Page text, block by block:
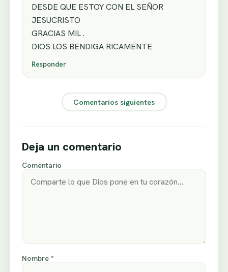
DESDE QUE ESTOY CON EL SEÑOR
JESUCRISTO
GRACIAS MIL .
DIOS LOS BENDIGA RICAMENTE
Responder
Comentarios siguientes
Deja un comentario
Comentario
Nombre *